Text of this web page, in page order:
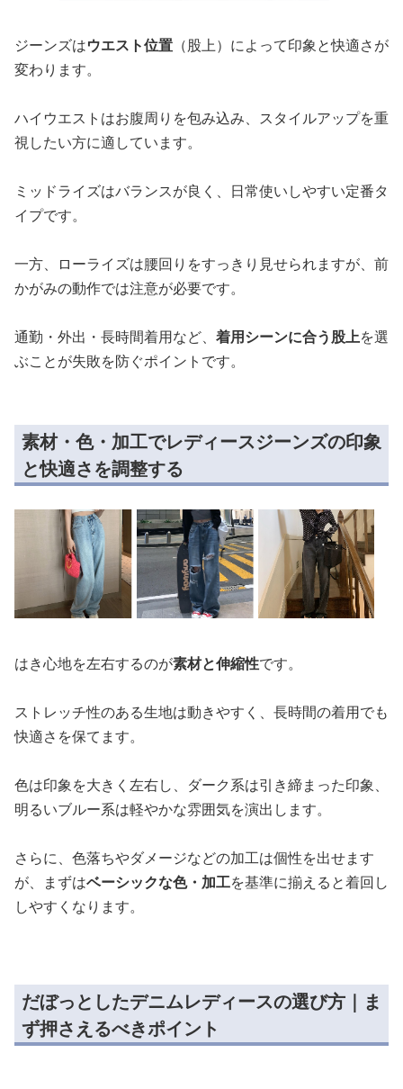
ジーンズはウエスト位置 （股上）によって印象と快適さが
変わります。
ハイウエストはお腹周りを包み込み、スタイルアップを重
視したい方に適しています。
ミッドライズはバランスが良く、日常使いしやすい定番タ
イプです。
一方、ローライズは腰回りをすっきり見せられますが、前
かがみの動作では注意が必要です。
通勤・外出・長時間着用など、 着用シーンに合う股上を選
ぶことが失敗を防ぐポイントです。
素材・色・加工でレディースジーンズの印象
と快適さを調整する
はき心地を左右するのが素材と伸縮性です。
ストレッチ性のある生地は動きやすく、長時間の着用でも
快適さを保てます。
色は印象を大きく左右し、ダーク系は引き締まった印象、
明るいブルー系は軽やかな雰囲気を演出します。
さらに、色落ちやダメージなどの加工は個性を出せます
が、まずはベーシックな色・加工を基準に揃えると着回し
しやすくなります。
だぼっとしたデニムレディースの選び方｜ま
ず押さえるべきポイント